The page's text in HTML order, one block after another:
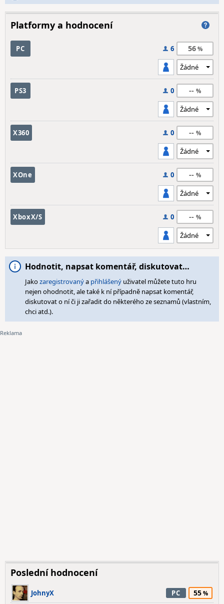
Platformy a hodnocení
PC 6 56
PS3 0 --
X360 0 --
XOne 0 --
XboxX/S 0 --
Hodnotit, napsat komentář, diskutovat…
Jakozaregistrovanýa přihlášený uživatel můžete tuto hru
nejen ohodnotit, ale také k ní případně napsat komentář,
diskutovat o ní či ji zařadit do některého ze seznamů (vlastním,
chci atd.).
Poslední hodnocení
JohnyX PC 55